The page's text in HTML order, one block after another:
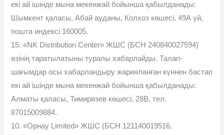
екі ай ішінде мына мекенжай бойынша қабылданады:
Шымкент қаласы, Абай ауданы, Колхоз көшесі, 49А үй,
пошта индексі 160005.
15. «NK Distribution Center» ЖШС (БСН 240840027594)
өзінің таратылатыны туралы хабарлайды. Талап-
шағымдар осы хабарландыру жарияланған күннен бастап
екі ай ішінде мына мекенжай бойынша қабылданады:
Алматы қаласы, Тимирязев көшесі, 28В, тел.
87015009884.
10. «Орнау Limited» ЖШС (БСН 121140019516,